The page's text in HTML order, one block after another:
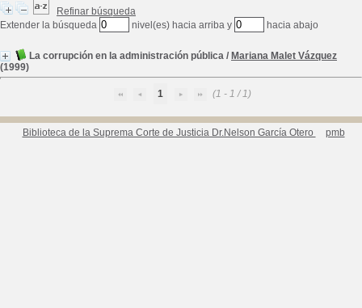
Refinar búsqueda
Extender la búsqueda
nivel(es) hacia arriba y hacia abajo
La corrupción en la administración pública / Mariana Malet Vázquez
(1999)
1 (1 - 1 / 1)
Biblioteca de la Suprema Corte de Justicia Dr.Nelson García Otero pmb